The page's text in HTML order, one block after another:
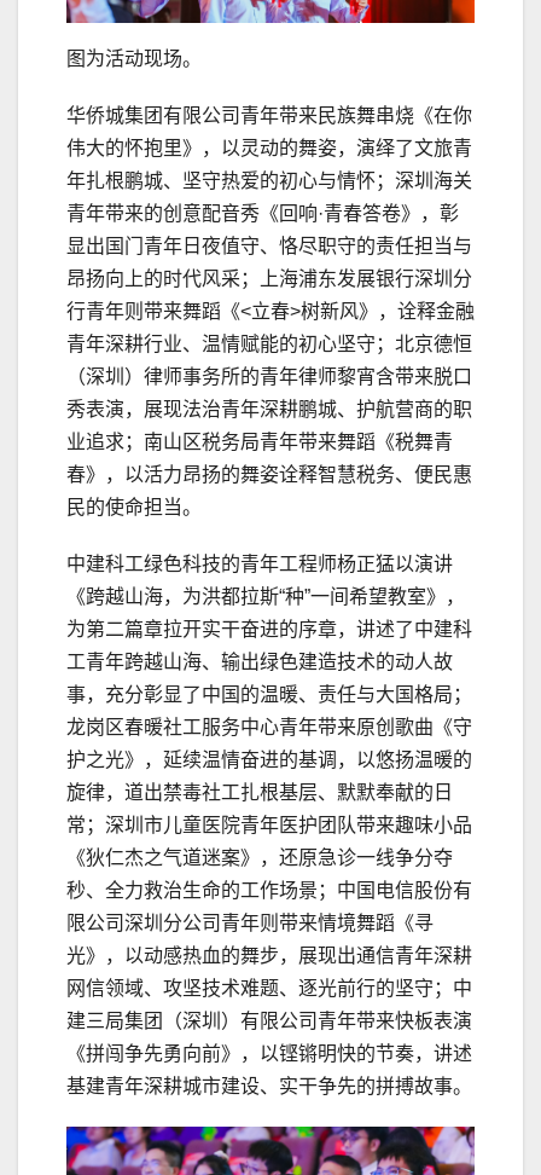
图为活动现场。
华侨城集团有限公司青年带来民族舞串烧《在你
伟大的怀抱里》，以灵动的舞姿，演绎了文旅青
年扎根鹏城、坚守热爱的初心与情怀；深圳海关
青年带来的创意配音秀《回响·青春答卷》，彰
显出国门青年日夜值守、恪尽职守的责任担当与
昂扬向上的时代风采；上海浦东发展银行深圳分
行青年则带来舞蹈《<立春>树新风》，诠释金融
青年深耕行业、温情赋能的初心坚守；北京德恒
（深圳）律师事务所的青年律师黎宵含带来脱口
秀表演，展现法治青年深耕鹏城、护航营商的职
业追求；南山区税务局青年带来舞蹈《税舞青
春》，以活力昂扬的舞姿诠释智慧税务、便民惠
民的使命担当。
中建科工绿色科技的青年工程师杨正猛以演讲
《跨越山海，为洪都拉斯“种”一间希望教室》，
为第二篇章拉开实干奋进的序章，讲述了中建科
工青年跨越山海、输出绿色建造技术的动人故
事，充分彰显了中国的温暖、责任与大国格局；
龙岗区春暖社工服务中心青年带来原创歌曲《守
护之光》，延续温情奋进的基调，以悠扬温暖的
旋律，道出禁毒社工扎根基层、默默奉献的日
常；深圳市儿童医院青年医护团队带来趣味小品
《狄仁杰之气道迷案》，还原急诊一线争分夺
秒、全力救治生命的工作场景；中国电信股份有
限公司深圳分公司青年则带来情境舞蹈《寻
光》，以动感热血的舞步，展现出通信青年深耕
网信领域、攻坚技术难题、逐光前行的坚守；中
建三局集团（深圳）有限公司青年带来快板表演
《拼闯争先勇向前》，以铿锵明快的节奏，讲述
基建青年深耕城市建设、实干争先的拼搏故事。